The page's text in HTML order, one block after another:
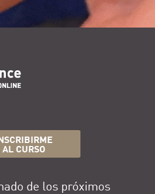
AL CURSO
de los próximos